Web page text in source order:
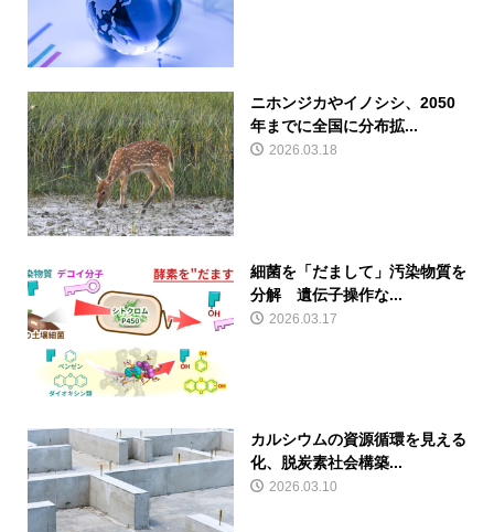
ニホンジカやイノシシ、2050
年までに全国に分布拡...
2026.03.18
細菌を「だまして」汚染物質を
分解 遺伝子操作な...
2026.03.17
カルシウムの資源循環を見える
化、脱炭素社会構築...
2026.03.10